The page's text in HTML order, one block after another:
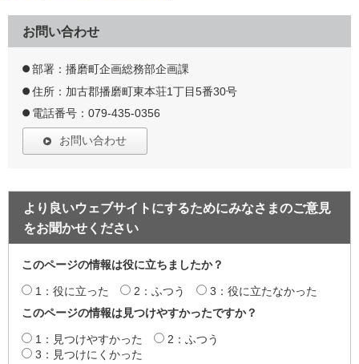
お問い合わせ
部署：播磨町企画総務部企画課
住所：加古郡播磨町東本荘1丁目5番30号
電話番号：079-435-0356
お問い合わせ
より良いウェブサイトにするためにみなさまのご意見
をお聞かせください
このページの情報は役に立ちましたか？
1：役に立った 2：ふつう
3：役に立たなかった
このページの情報は見つけやすかったですか？
1：見つけやすかった
2：ふつう
3：見つけにくかった